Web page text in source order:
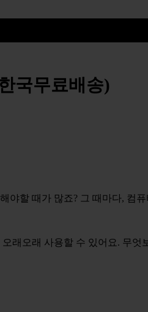
국무료배송)
할 때가 많죠? 그 때마다, 컴
래오래 사용할 수 있어요. 무